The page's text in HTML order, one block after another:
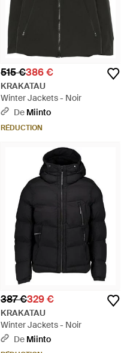
515 €386 €
KRAKATAU
Winter Jackets - Noir
De Miinto
RÉDUCTION
387 €329 €
KRAKATAU
Winter Jackets - Noir
De Miinto